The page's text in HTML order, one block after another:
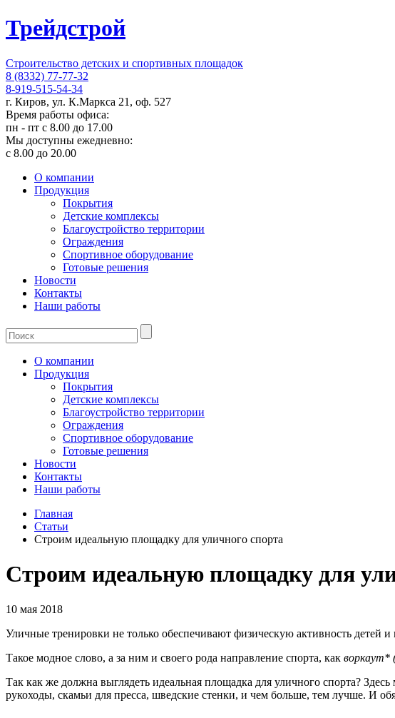
Трейдстрой
Строительство детских и спортивных площадок
8 (8332) 77-77-32
8-919-515-54-34
г. Киров, ул. К.Маркса 21, оф. 527
Время работы офиса:
пн - пт с 8.00 до 17.00
Мы доступны ежедневно:
с 8.00 до 20.00
О компании
Продукция
Покрытия
Детские комплексы
Благоустройство территории
Ограждения
Спортивное оборудование
Готовые решения
Новости
Контакты
Наши работы
О компании
Продукция
Покрытия
Детские комплексы
Благоустройство территории
Ограждения
Спортивное оборудование
Готовые решения
Новости
Контакты
Наши работы
Главная
Статьи
Строим идеальную площадку для уличного спорта
Строим идеальную площадку для
10 мая 2018
Уличные тренировки не только обеспечивают физическую активность детей
Такое модное слово, а за ним и своего рода направление спорта, как воркаут*
Так как же должна выглядеть идеальная площадка для уличного спорта?
рукоходы, скамьи для пресса, шведские стенки, и чем больше, тем лучше. И